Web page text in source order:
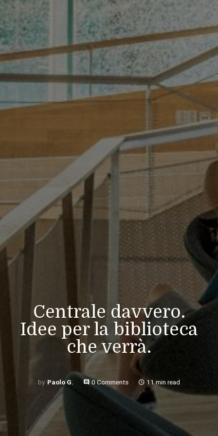
Centrale davvero.
Idee per la biblioteca
che verrà.
Paolo G. comment 0 Comments access_time 11 min read